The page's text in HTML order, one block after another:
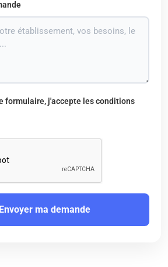
formulaire, j'accepte les conditions
Envoyer ma demande